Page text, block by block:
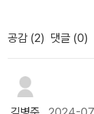
일상 속에서 매너
주는 작품이었다.
주관적으로 작성한
들이 많은 데 비해
처블룸을 통해 출
다.
정말 그럴만했겠
까지 얼마나 단숨
된다. 따뜻한 관심
모습이 아닐까. 소
설 매니아의 완독
나은의 시절, 누군
는 은호와 도희의
을, 나은이 바라는
른 편인데 그럼에
공감 (2) 댓글 (0)